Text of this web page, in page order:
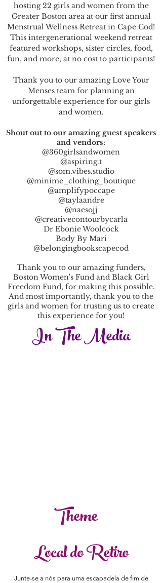
hosting 22 girls and women from the
Greater Boston area at our first annual
Menstrual Wellness Retreat in Cape Cod!
This intergenerational weekend retreat
featured workshops, sister circles, food,
fun, and more, at no cost to participants!
Thank you to our amazing Love Your
Menses team for planning an
unforgettable experience for our girls
and women.
Shout out to our amazing guest speakers
and vendors:
@360girlsandwomen
@aspiring.t
@som.vibes.studio
@minime_clothing_boutique
@amplifypoccape
@taylaandre
@naesojj
@creativecontourbycarla
Dr Ebonie Woolcock
Body By Mari
@belongingbookscapecod
Thank you to our amazing funders,
Boston Women's Fund and Black Girl
Freedom Fund, for making this possible.
And most importantly, thank you to the
girls and women for trusting us to create
this experience for you!
In The Media
Theme
Local do Retiro
Junte-se a nós para uma escapadela de fim de